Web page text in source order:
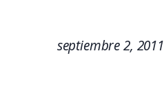
septiembre 2, 2011